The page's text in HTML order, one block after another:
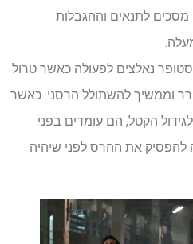
לתנאים וההגבלות
וקריסטופר נאלצים לפעולה כאשר טרול
וממשיך להשתולל הרסני. כאשר
הקטל, הם עומדים בפני
להפסיק את ההרס לפני שיהיה